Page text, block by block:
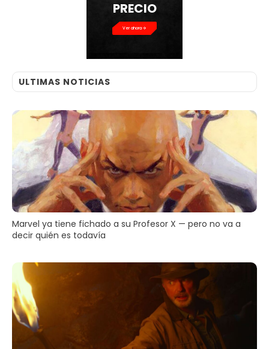
PRECIO
Ver ahora
ULTIMAS NOTICIAS
Marvel ya tiene fichado a su Profesor X — pero no va a
decir quién es todavía